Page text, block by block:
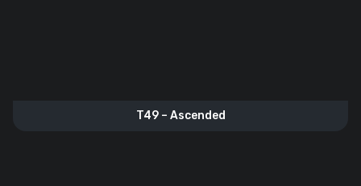
T49 – Ascended